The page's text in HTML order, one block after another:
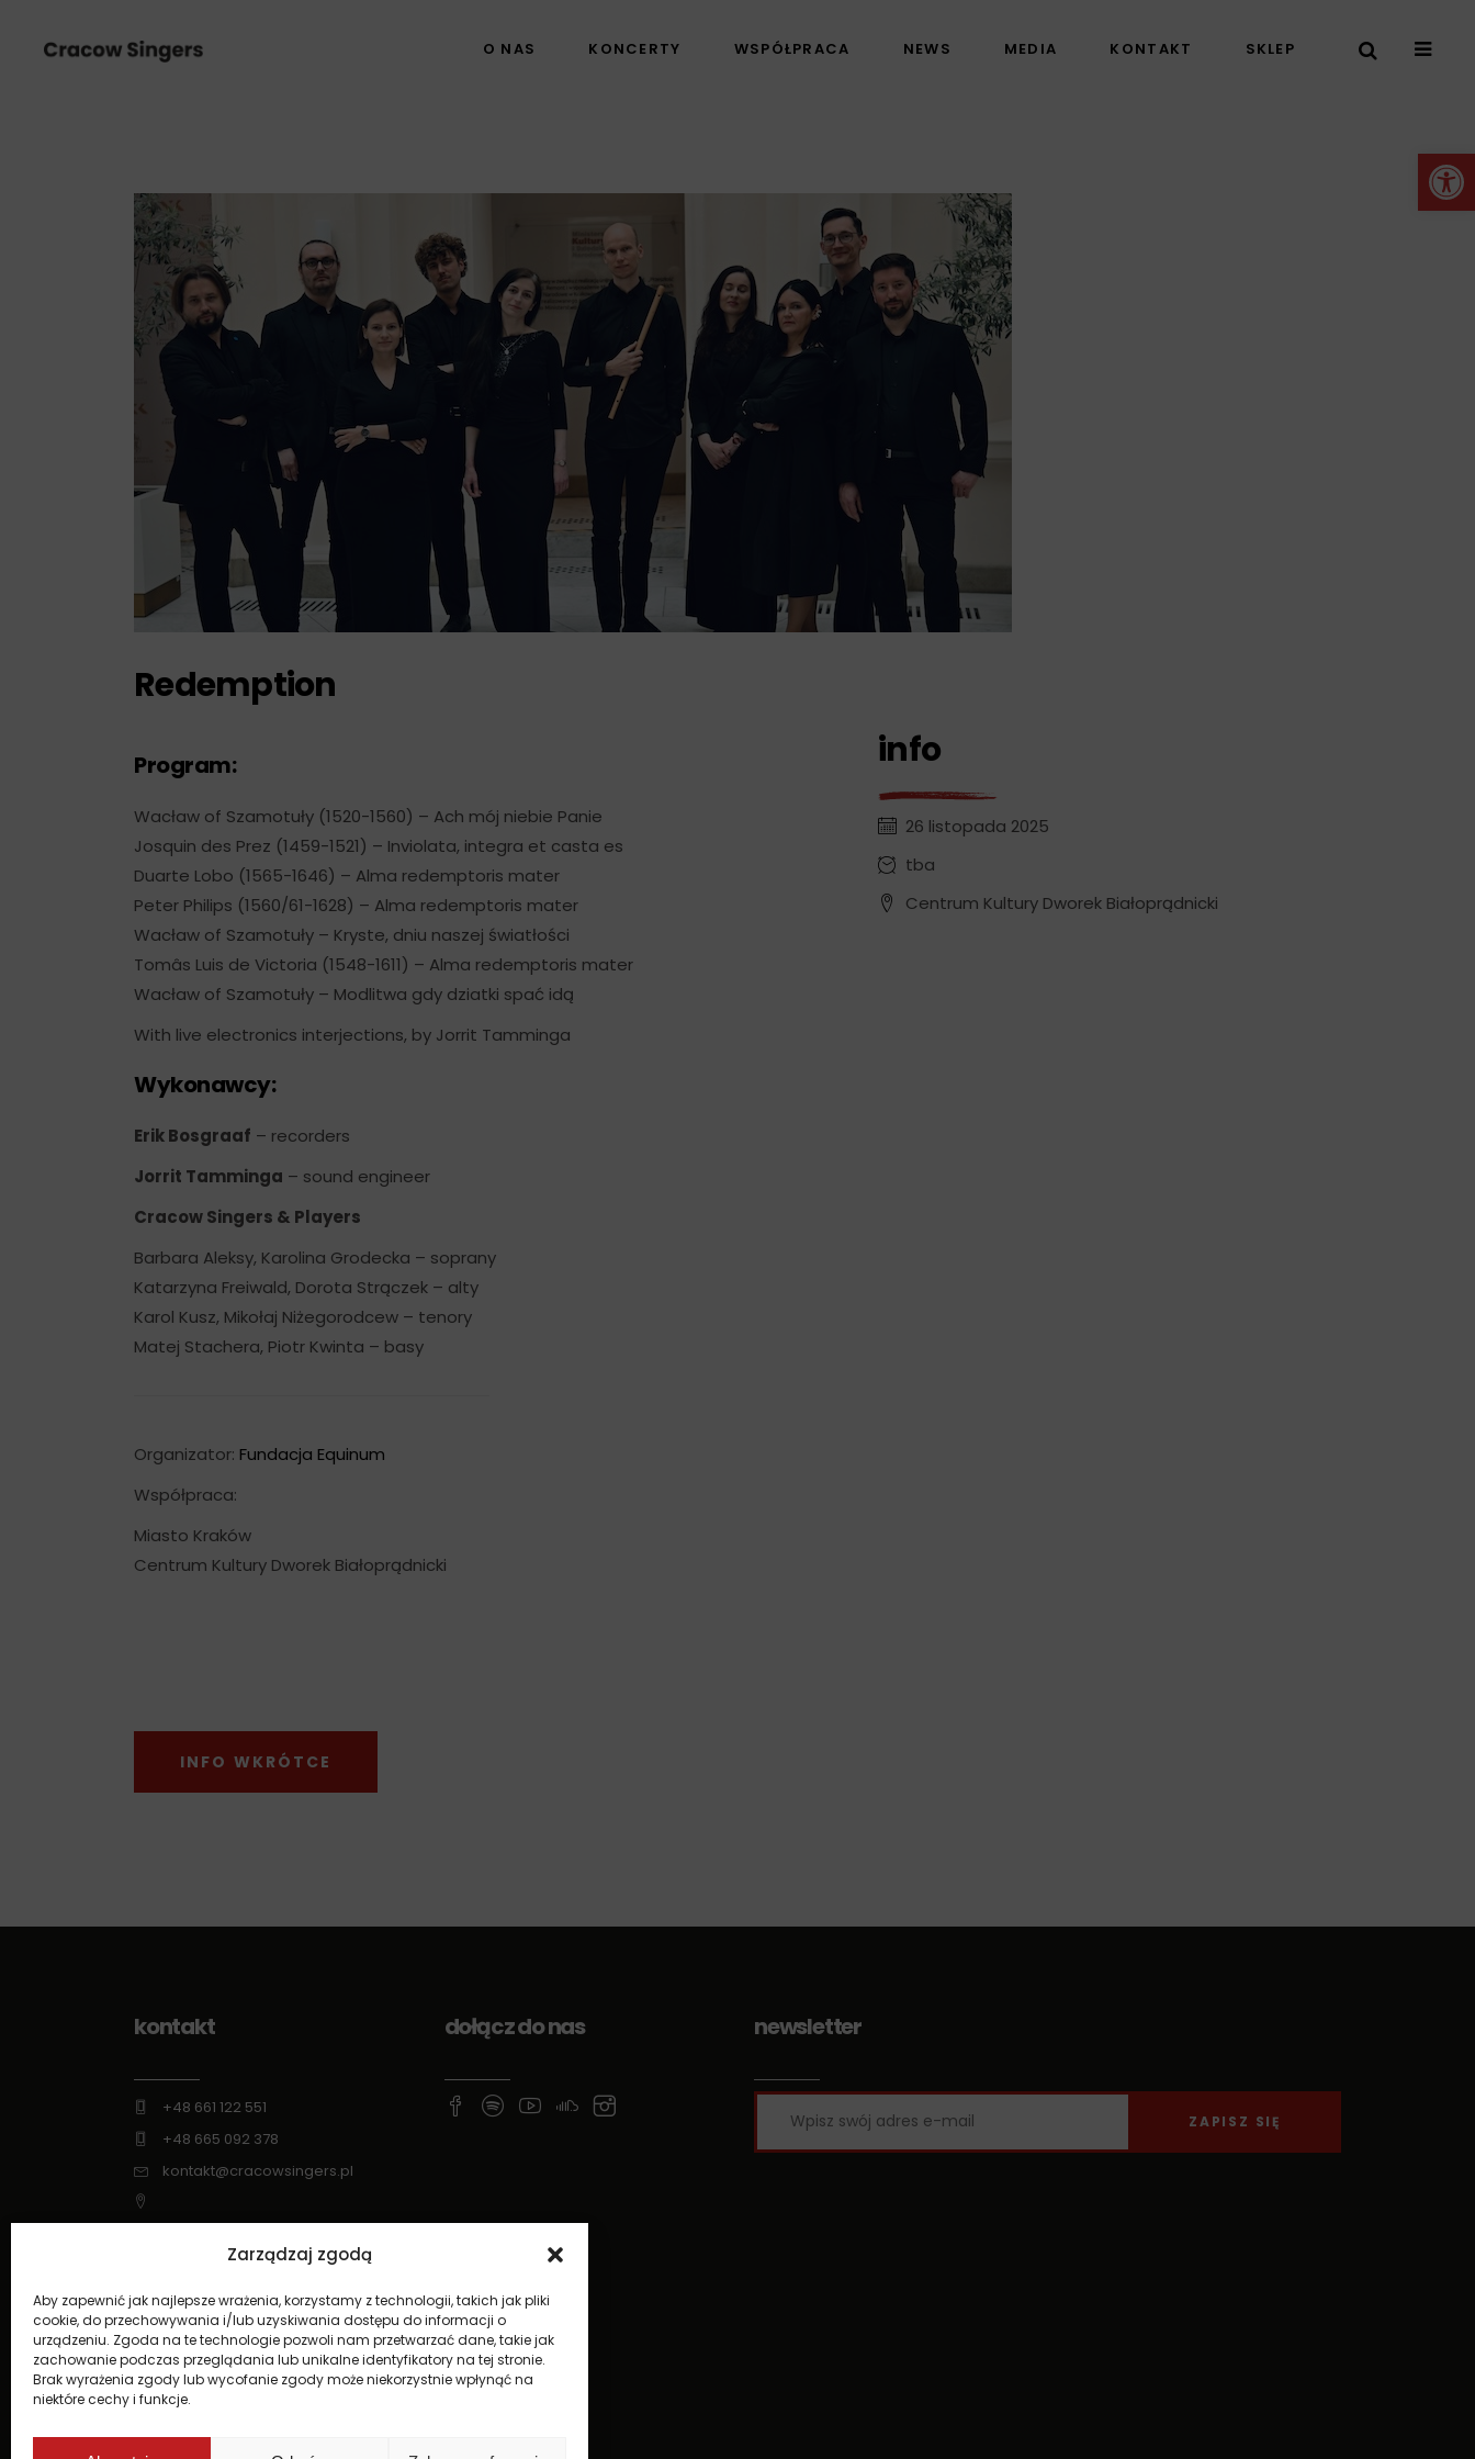
Zarządzaj zgodą
Aby zapewnić jak najlepsze wrażenia, korzystamy z technologii, takich jak pliki
cookie, do przechowywania i/lub uzyskiwania dostępu do informacji o
urządzeniu. Zgoda na te technologie pozwoli nam przetwarzać dane, takie jak
zachowanie podczas przeglądania lub unikalne identyfikatory na tej stronie.
Brak wyrażenia zgody lub wycofanie zgody może niekorzystnie wpłynąć na
niektóre cechy i funkcje.
O NAS KONCERTY WSPÓŁPRACA NEWS MEDIA KONTAKT SKLEP
Redemption
Program:
Wacław of Szamotuły (1520-1560) – Ach mój niebie Panie
⁠⁠Josquin des Prez (1459-1521) – Inviolata, integra et casta es
⁠⁠Duarte Lobo (1565-1646) – Alma redemptoris mater
⁠⁠Peter Philips (1560/61-1628) – Alma redemptoris mater
⁠⁠Wacław of Szamotuły – Kryste, dniu naszej światłości
⁠⁠Tomâs Luis de Victoria (1548-1611) – Alma redemptoris mater
Wacław of Szamotuły – Modlitwa gdy dziatki spać idą
With live electronics interjections, by Jorrit Tamminga
Wykonawcy:
Erik Bosgraaf – recorders
Jorrit Tamminga – sound engineer
Cracow Singers & Players
Barbara Aleksy, Karolina Grodecka – soprany
Katarzyna Freiwald, Dorota Strączek – alty
Karol Kusz, Mikołaj Niżegorodcew – tenory
Matej Stachera, Piotr Kwinta – basy
Organizator: Fundacja Equinum
Współpraca:
Miasto Kraków
Centrum Kultury Dworek Białoprądnicki
INFO WKRÓTCE
info
26 listopada 2025
tba
Centrum Kultury Dworek Białoprądnicki
kontakt
+48 661 122 551
+48 665 092 378
kontakt@cracowsingers.pl
www.cracowsingers.pl
dołącz do nas newsletter